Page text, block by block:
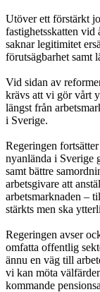
Utöver ett förstärkt
fastighetsskatten vid
saknar legitimitet
förutsägbarhet samt
Vid sidan av
krävs att vi gör vårt
längst från
i Sverige.
Regeringen
nyanlända i Sverige
samt bättre
arbetsgivare att
arbetsmarknaden –
stärkts men ska
Regeringen avser
omfatta offentlig
ännu en väg till
vi kan möta
kommande